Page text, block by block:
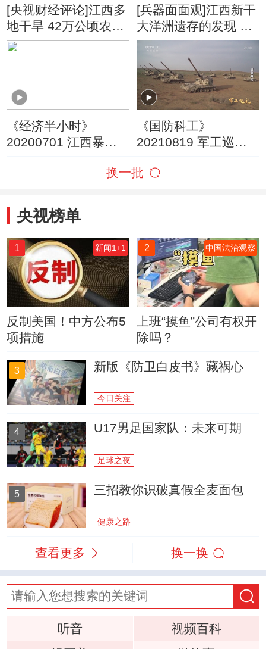
[央视财经评论]江西多
地干旱 42万公顷农作
物受灾
[兵器面面观]江西新干
大洋洲遗存的发现 再
一次刷新了世人对历
史的认知
《经济半小时》
20200701 江西暴
《国防科工》
20210819 军工巡礼
换一批
央视榜单
1 新闻1+1
反制美国！中方公布5
项措施
2 中国法治观察
上班“摸鱼”公司有权开
除吗？
3 新版《防卫白皮书》藏祸心
今日关注
4 U17男足国家队：未来可期
足球之夜
5 三招教你识破真假全麦面包
健康之路
查看更多 换一换
听音
视频百科